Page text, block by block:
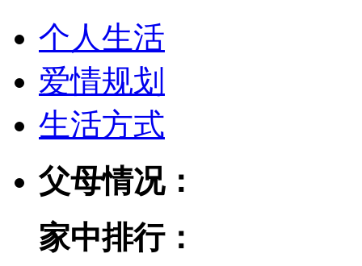
个人生活
爱情规划
生活方式
父母情况：
家中排行：